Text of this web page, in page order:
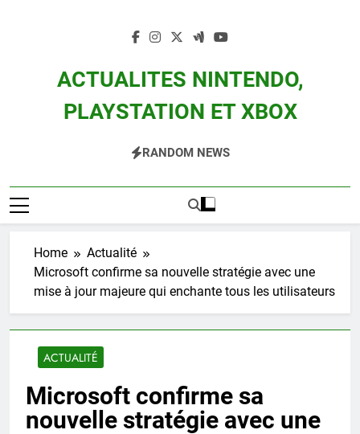
ACTUALITES NINTENDO,
PLAYSTATION ET XBOX
Zelda, Splatoon, Pokemon Entre Autres
RANDOM NEWS
Home
Actualité
Microsoft confirme sa nouvelle stratégie avec une
mise à jour majeure qui enchante tous les utilisateurs
ACTUALITÉ
Microsoft confirme sa
nouvelle stratégie avec une